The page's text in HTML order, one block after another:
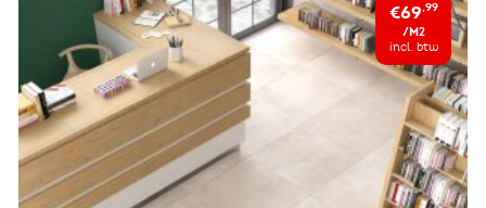
€69,99
/M2
incl. btw